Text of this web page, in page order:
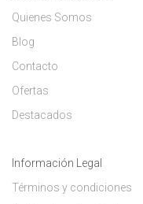
Quienes Somos
Blog
Contacto
Ofertas
Destacados
Información Legal
Términos y condiciones